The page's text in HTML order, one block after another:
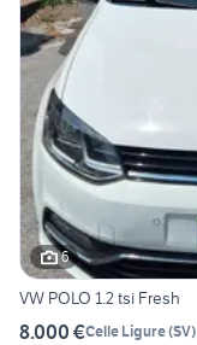
6
VW POLO 1.2 tsi Fresh
8.000 €Celle Ligure(SV)